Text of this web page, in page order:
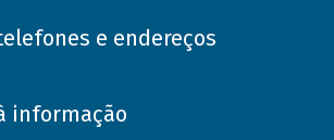
e endereços
informação